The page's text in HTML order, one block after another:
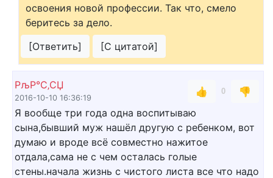
освоения новой профессии. Так что, смело
беритесь за дело.
[Ответить]
[С цитатой]
РљР°С‚СЏ
2016-10-10 16:36:19
👍 0
👎
Я вообще три года одна воспитываю
сына,бывший муж нашёл другую с ребенком, вот
думаю и вроде всё совместно нажитое
отдала,сама не с чем осталась голые
стены.начала жизнь с чистого листа все что надо